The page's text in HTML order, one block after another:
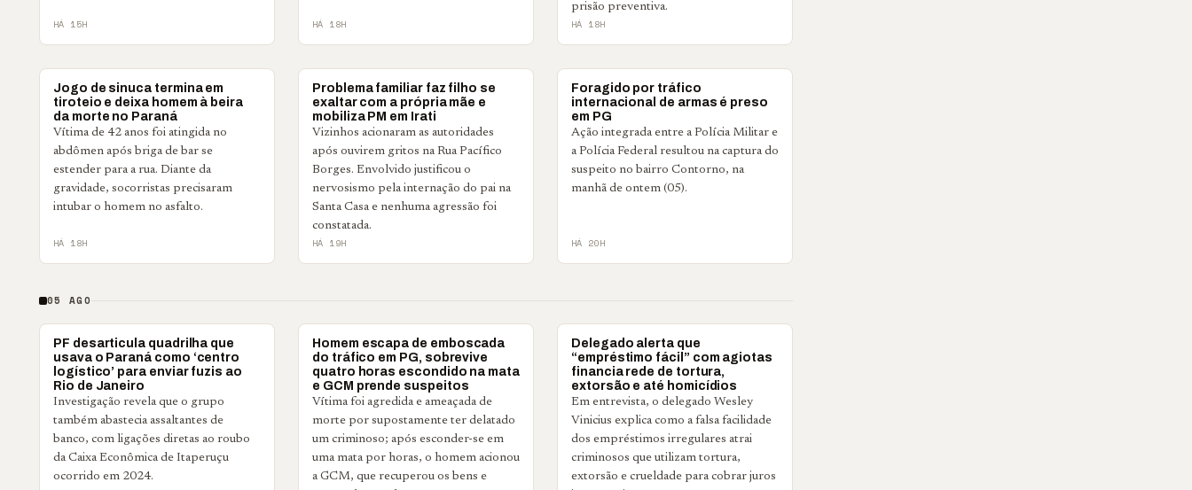
HÁ 15H HÁ 18H
prisão preventiva.
HÁ 18H
POLICIAL
Jogo de sinuca termina em
tiroteio e deixa homem à beira
da morte no Paraná
Vítima de 42 anos foi atingida no
abdômen após briga de bar se
estender para a rua. Diante da
gravidade, socorristas precisaram
intubar o homem no asfalto.
HÁ 18H
POLICIAL
Problema familiar faz filho se
exaltar com a própria mãe e
mobiliza PM em Irati
Vizinhos acionaram as autoridades
após ouvirem gritos na Rua Pacífico
Borges. Envolvido justificou o
nervosismo pela internação do pai na
Santa Casa e nenhuma agressão foi
constatada.
HÁ 19H
POLICIAL
Foragido por tráfico
internacional de armas é preso
em PG
Ação integrada entre a Polícia Militar e
a Polícia Federal resultou na captura do
suspeito no bairro Contorno, na
manhã de ontem (05).
HÁ 20H
05 AGO
POLICIAL
PF desarticula quadrilha que
usava o Paraná como ‘centro
logístico’ para enviar fuzis ao
Rio de Janeiro
Investigação revela que o grupo
também abastecia assaltantes de
banco, com ligações diretas ao roubo
da Caixa Econômica de Itaperuçu
ocorrido em 2024.
POLICIAL
Homem escapa de emboscada
do tráfico em PG, sobrevive
quatro horas escondido na mata
e GCM prende suspeitos
Vítima foi agredida e ameaçada de
morte por supostamente ter delatado
um criminoso; após esconder-se em
uma mata por horas, o homem acionou
a GCM, que recuperou os bens e
POLICIAL
Delegado alerta que
“empréstimo fácil” com agiotas
financia rede de tortura,
extorsão e até homicídios
Em entrevista, o delegado Wesley
Vinicius explica como a falsa facilidade
dos empréstimos irregulares atrai
criminosos que utilizam tortura,
extorsão e crueldade para cobrar juros